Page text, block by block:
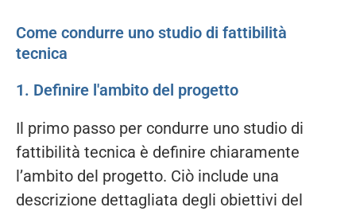
Come condurre uno studio di fattibilità
tecnica
1. Definire l'ambito del progetto
Il primo passo per condurre uno studio di
fattibilità tecnica è definire chiaramente
l’ambito del progetto. Ciò include una
descrizione dettagliata degli obiettivi del